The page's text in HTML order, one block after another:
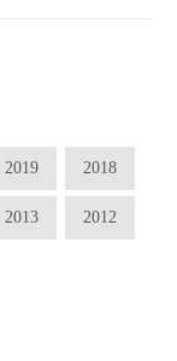
2019 2018
2013 2012